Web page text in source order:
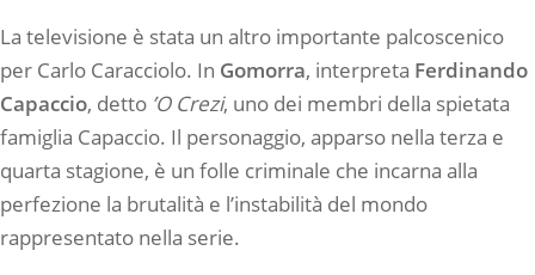
La televisione è stata un altro importante palcoscenico
per Carlo Caracciolo. In Gomorra, interpreta Ferdinando
Capaccio, detto ’O Crezi, uno dei membri della spietata
famiglia Capaccio. Il personaggio, apparso nella terza e
quarta stagione, è un folle criminale che incarna alla
perfezione la brutalità e l’instabilità del mondo
rappresentato nella serie.